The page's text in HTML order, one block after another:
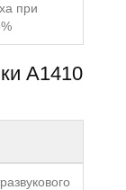
при
A1410